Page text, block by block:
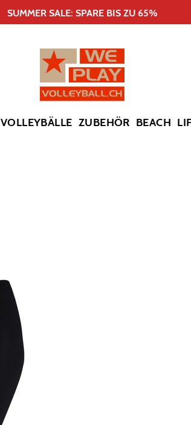
SUMMER SALE: SPARE BIS ZU 65%
VOLLEYBÄLLE ZUBEHÖR BEACH